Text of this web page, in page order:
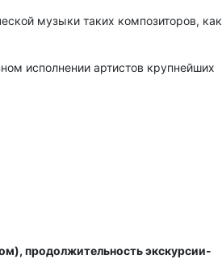
музыки таких композиторов, как
исполнении артистов крупнейших
продолжительность экскурсии-